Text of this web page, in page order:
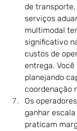
de
serviços
multimodal
significativo
custos de
entrega. Você
planejando
coordenação
Os
ganhar
praticam